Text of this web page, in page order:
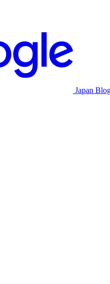
Japan